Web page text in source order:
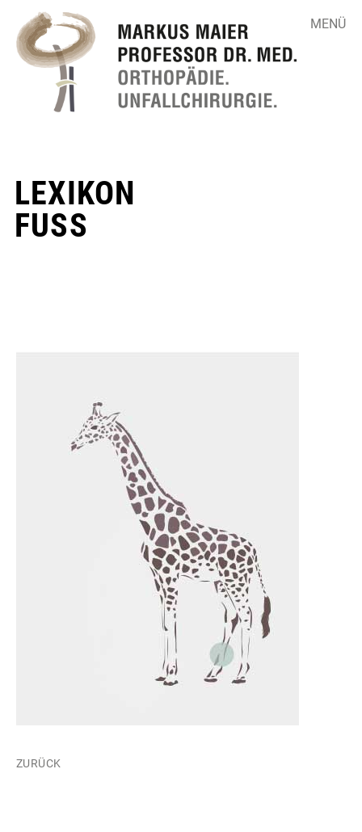
MENÜ
LEXIKON
FUSS
ZURÜCK